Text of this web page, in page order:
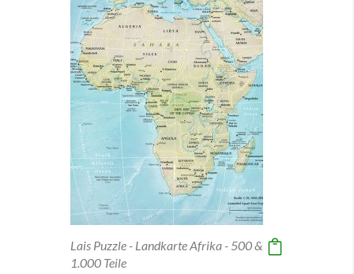
Lais Puzzle - Landkarte Afrika - 500 &
1.000 Teile